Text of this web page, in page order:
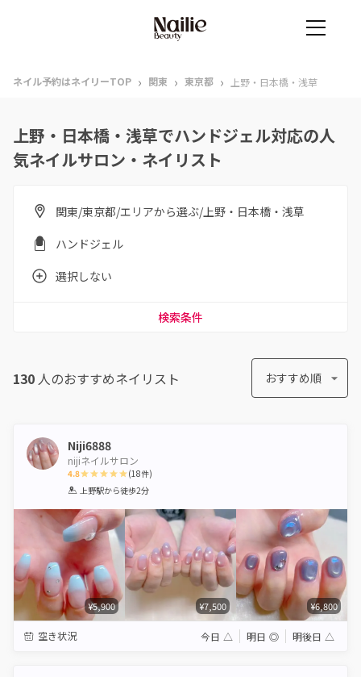
ネイル予約はネイリーTOP › 関東 › 東京都 › 上野・日本橋・浅草
上野・日本橋・浅草でハンドジェル対応の人
気ネイルサロン・ネイリスト
関東/東京都/エリアから選ぶ/上野・日本橋・浅草
ハンドジェル
選択しない
検索条件
130 人のおすすめネイリスト おすすめ順
Niji6888
nijiネイルサロン
4.8
1 2 3 4 5
(18件)
上野駅から徒歩2分
¥5,900 ¥7,500 ¥6,800
空き状況 今日 △ 明日 ◎ 明後日 △